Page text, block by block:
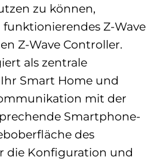
zu können,
Z-Wave
Z-Wave Controller.
als zentrale
Smart Home und
mit der
Smartphone-
des
die Konfiguration und